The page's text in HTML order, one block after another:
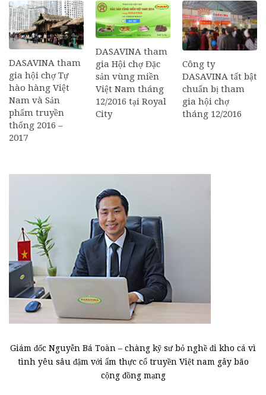
DASAVINA tham
gia hội chợ Tự
hào hàng Việt
Nam và Sản
phẩm truyền
thống 2016 –
2017
DASAVINA tham
gia Hội chợ Đặc
sản vùng miền
Việt Nam tháng
12/2016 tại Royal
City
Công ty
DASAVINA tất bật
chuẩn bị tham
gia hội chợ
tháng 12/2016
Giám đốc Nguyễn Bá Toàn – chàng kỹ sư bỏ nghề đi kho cá vì
tình yêu sâu đậm với ẩm thực cổ truyền Việt nam gây bão
cộng đồng mạng